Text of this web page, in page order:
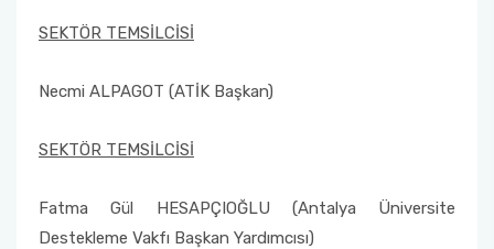
SEKTÖR TEMSİLCİSİ
Necmi ALPAGOT (ATİK Başkan)
SEKTÖR TEMSİLCİSİ
Fatma Gül HESAPÇIOĞLU (Antalya Üniversite
Destekleme Vakfı Başkan Yardımcısı)